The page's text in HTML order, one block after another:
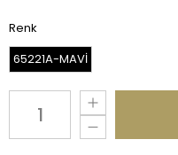
Renk
65221A-MAVİ